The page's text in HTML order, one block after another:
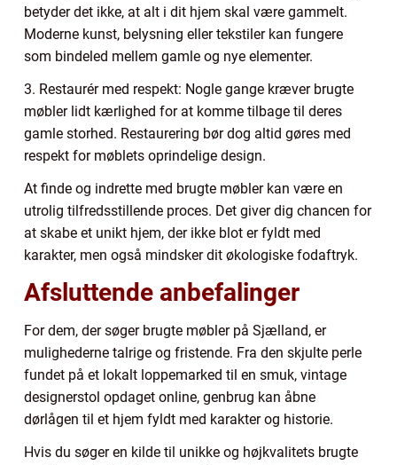
betyder det ikke, at alt i dit hjem skal være gammelt.
Moderne kunst, belysning eller tekstiler kan fungere
som bindeled mellem gamle og nye elementer.
3. Restaurér med respekt: Nogle gange kræver brugte
møbler lidt kærlighed for at komme tilbage til deres
gamle storhed. Restaurering bør dog altid gøres med
respekt for møblets oprindelige design.
At finde og indrette med brugte møbler kan være en
utrolig tilfredsstillende proces. Det giver dig chancen for
at skabe et unikt hjem, der ikke blot er fyldt med
karakter, men også mindsker dit økologiske fodaftryk.
Afsluttende anbefalinger
For dem, der søger brugte møbler på Sjælland, er
mulighederne talrige og fristende. Fra den skjulte perle
fundet på et lokalt loppemarked til en smuk, vintage
designerstol opdaget online, genbrug kan åbne
dørlågen til et hjem fyldt med karakter og historie.
Hvis du søger en kilde til unikke og højkvalitets brugte